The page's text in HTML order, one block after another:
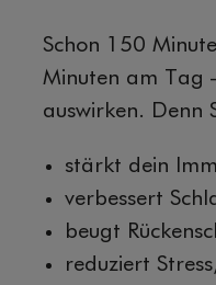
Schon 150
Minuten am Tag
auswirken. Denn
stärkt dein
verbessert
beugt
reduziert